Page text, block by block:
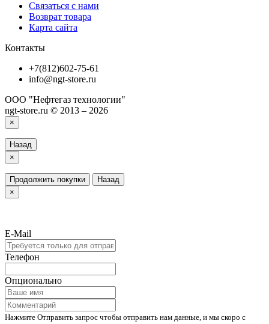
Связаться с нами
Возврат товара
Карта сайта
Контакты
+7(812)602-75-61
info@ngt-store.ru
ООО "Нефтегаз технологии"
ngt-store.ru © 2013 – 2026
×
Назад
×
Продолжить покупки
Назад
×
E-Mail
Телефон
Опционально
Нажмите Отправить запрос чтобы отправить нам данные, и мы скоро с